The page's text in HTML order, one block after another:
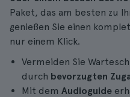
Paket, das am besten zu
genießen Sie einen
nur einem Klick.
Vermeiden Sie
durch bevorzugten
Mit dem Audioguide